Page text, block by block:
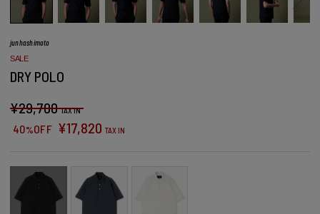
junhashimoto
SALE
DRY POLO
¥29,700 TAX IN
40%OFF ¥17,820 TAX IN